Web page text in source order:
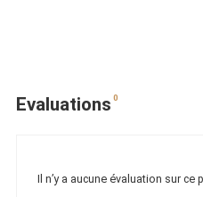
Evaluations 0
Il n’y a aucune évaluation sur ce